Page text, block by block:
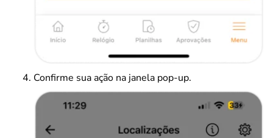
Confirme sua ação na janela pop-up.